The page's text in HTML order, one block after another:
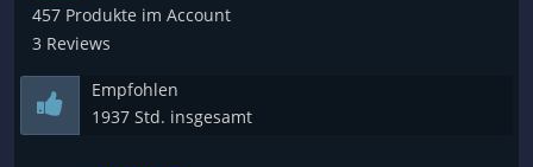
457 Produkte im Account
3 Reviews
Empfohlen
1937 Std. insgesamt